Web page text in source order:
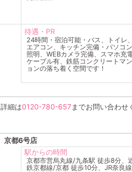
待遇・PR
24時間・宿泊可能・バス、トイレ、
エアコン、キッチン完備・パソコン
照明、WEBカメラ完備、スマホ充
ケーブル有、鉄筋コンクリートマ
ョンの落ち着く空間です！
詳細は0120-780-657までお問い合わせ
京都6号店
駅からの時間
京都市営烏丸線/九条駅 徒歩8分、
鉄京都線/京都 徒歩10分、JR奈良